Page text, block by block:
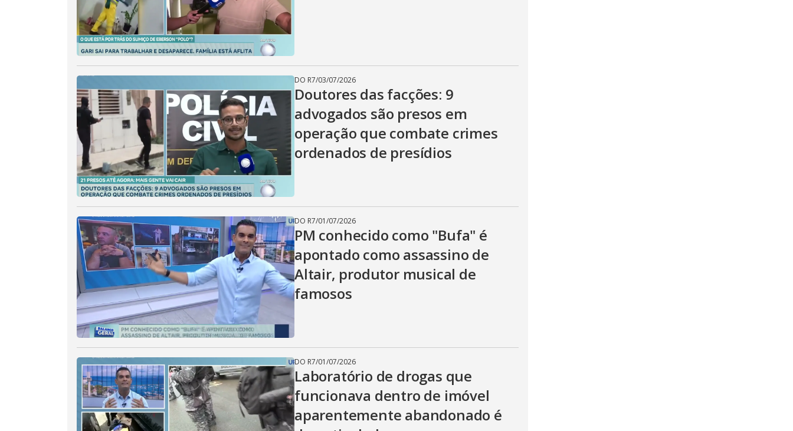
i
d
e
o
DO R7/03/07/2026
Doutores das facções: 9
advogados são presos em
operação que combate crimes
ordenados de presídios
DO R7/01/07/2026
PM conhecido como "Bufa" é
apontado como assassino de
Altair, produtor musical de
famosos
DO R7/01/07/2026
Laboratório de drogas que
funcionava dentro de imóvel
aparentemente abandonado é